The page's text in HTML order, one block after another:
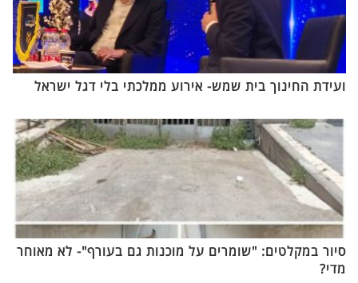
ועידת החינוך בית שמש- אירוע ממלכתי בלי דגל ישראל
סיור במקלטים: "שומרים על מוכנות גם בעורף"- לא מאוחר
מדי?